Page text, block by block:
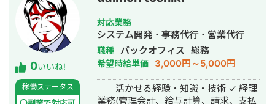
0いいね!
稼働ステータス
対応業務
システム開発・事務代行・営業代行
職種 バックオフィス 総務
希望時給単価 3,000円～5,000円
活かせる経験・知識・技術 ✓ 経理
業務(管理会計、給与計算、請求、支払